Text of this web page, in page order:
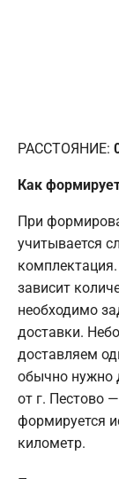
РАССТОЯНИЕ:
Как
При
учитывается
зависит
необходимо
доставки.
доставляем
обычно нужно
от г. Пестово
формируется
километр.